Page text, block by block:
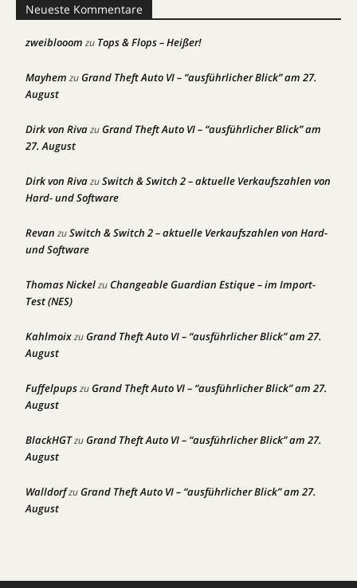
Neueste Kommentare
zweiblooom zu Tops & Flops – Heißer!
Mayhem zuGrand Theft Auto VI – “ausführlicher Blick” am 27.
August
Dirk von RivazuGrand Theft Auto VI – “ausführlicher Blick” am
27. August
Dirk von RivazuSwitch & Switch 2 – aktuelle Verkaufszahlen von
Hard- und Software
Revan zuSwitch & Switch 2 – aktuelle Verkaufszahlen von Hard-
und Software
Thomas NickelzuChangeable Guardian Estique – im Import-
Test (NES)
KahlmoixzuGrand Theft Auto VI – “ausführlicher Blick” am 27.
August
FuffelpupszuGrand Theft Auto VI – “ausführlicher Blick” am 27.
August
BlackHGTzuGrand Theft Auto VI – “ausführlicher Blick” am 27.
August
WalldorfzuGrand Theft Auto VI – “ausführlicher Blick” am 27.
August